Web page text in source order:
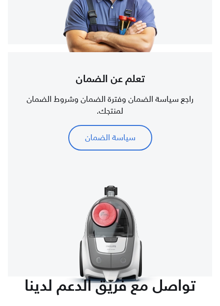
تعلم عن الضمان
راجع سياسة الضمان وفترة الضمان وشروط الضمان
لمنتجك.
سياسة الضمان
تواصل مع فريق الدعم لدينا